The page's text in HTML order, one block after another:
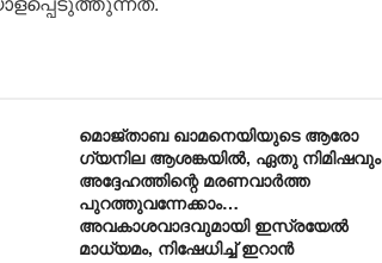
മൊജ്താബ ഖാമനെയിയുടെ ആരോ​
ഗ്യനില ആശങ്കയിൽ, ഏതു നിമിഷവും
അദ്ദേഹത്തിന്റെ മരണവാർത്ത
പുറത്തുവന്നേക്കാം…
അവകാശവാദവുമായി ഇസ്രയേൽ
മാധ്യമം, നിഷേധിച്ച് ഇറാൻ